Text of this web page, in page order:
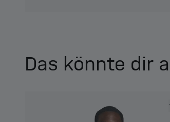
Das könnte dir